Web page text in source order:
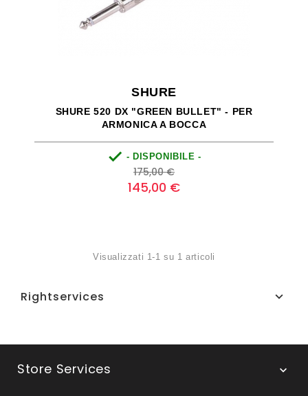
SHURE
SHURE 520 DX "GREEN BULLET" - PER
ARMONICA A BOCCA
 - DISPONIBILE -
Prezzo
base
175,00 €Prezzo
145,00 €
Visualizzati 1-1 su 1 articoli
Rightservices 
Store Services 